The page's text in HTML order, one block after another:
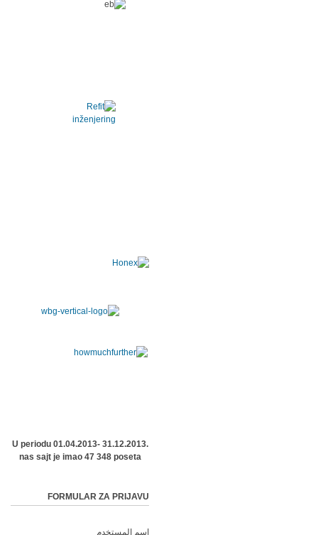
U periodu 01.04.2013- 31.12.2013.
nas sajt je imao 47 348 poseta
FORMULAR ZA PRIJAVU
اسم المستخدم